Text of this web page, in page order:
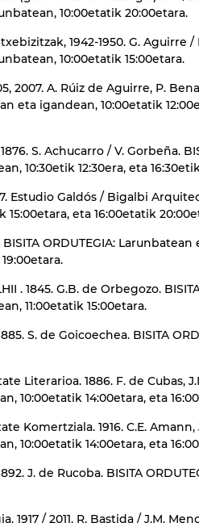
10:00etatik 20:00etara.
1942-1950. G. Aguirre
10:00etatik 15:00etara.
2007. A. Rúiz de Aguirre, P.
eta igandean, 10:00etatik
S. Achucarro / V. Gorbeña.
10:30etik 12:30era, eta
Estudio Galdós / Bigalbi
15:00etara, eta 16:00etatik
BISITA ORDUTEGIA:
. 1845. G.B. de Orbegozo.
11:00etatik 15:00etara.
S. de Goicoechea. BISITA
Literarioa. 1886. F. de Cubas,
10:00etatik 14:00etara, eta
Komertziala. 1916. C.E. Amann,
10:00etatik 14:00etara, eta
J. de Rucoba. BISITA
1917 / 2011. R. Bastida / J.M.